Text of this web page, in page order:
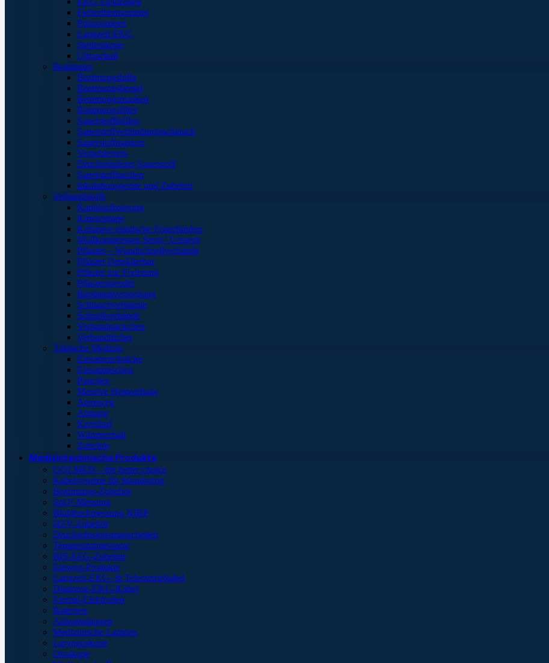
Fieberthermometer
Pulsoximeter
Langzeit EKG
Stethoskope
Ultraschall
Beatmung
Beatmungshilfe
Beatmungsbeutel
Beatmungsmasken
Beatmungsfilter
Sauerstoffbrillen
Sauerstoffverbindungsschlauch
Sauerstoffmasken
Verneblersets
Druckminderer Sauerstoff
Sauerstofftaschen
Inhalationsgeräte und Zubehör
Verbandstoffe
Kanülenfixierung
Kinesoptape
Kohäsive elastische Fixierbinden
Mullkompressen Steril / Unsteril
Pflaster – Wundschnellverbände
Pflaster Detektierbar
Pflaster zur Fixierung
Pflasterspender
Replantatversorgung
Schlauchverbände
Schnellverbände
Verbandpäckchen
Verbandtücher
Taktische Medizin
Einsatzrucksäcke
Einsatztaschen
Pouches
Massive Hemorrhage
Atemweg
Atmung
Kreislauf
Wärmeerhalt
Zubehör
Medizintechnische Produkte
GOLMED – the better choice
Kabelsysteme für Monitoring
Beatmungs-Zubehör
SpO²-Messung
Blutdruckmessung NIBP
HZV-Zubehör
Druckinfusionsmanschetten
Temperaturmessung
BIS-EEG-Zubehör
Einweg-Produkte
Langzeit-EKG- & Telemetriekabel
Diagnose-EKG-Kabel
Einmal-Elektroden
Batterien
Akkumulatoren
Medizinische Lampen
Laryngoskope
Otoskope